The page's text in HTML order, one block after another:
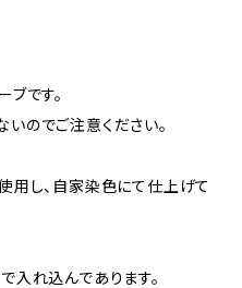
です。
のでご注意ください。
用し、自家染色にて仕上げて
入れ込んであります。